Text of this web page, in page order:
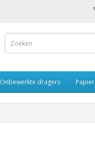
Onbewerkte dragers Papier